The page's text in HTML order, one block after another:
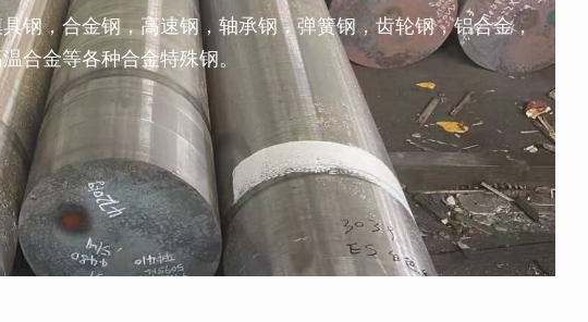
钢，合金钢，高速钢，轴承钢，弹簧钢，齿轮钢，铝合金，
合金等各种合金特殊钢。